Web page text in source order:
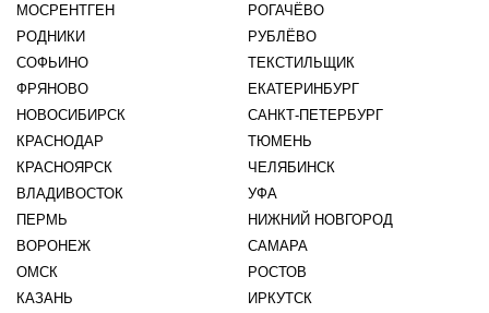
МОСРЕНТГЕН
РОГАЧЁВО
РОДНИКИ
РУБЛЁВО
СОФЬИНО
ТЕКСТИЛЬЩИК
ФРЯНОВО
ЕКАТЕРИНБУРГ
НОВОСИБИРСК
САНКТ-ПЕТЕРБУРГ
КРАСНОДАР
ТЮМЕНЬ
КРАСНОЯРСК
ЧЕЛЯБИНСК
ВЛАДИВОСТОК
УФА
ПЕРМЬ
НИЖНИЙ НОВГОРОД
ВОРОНЕЖ
САМАРА
ОМСК
РОСТОВ
КАЗАНЬ
ИРКУТСК